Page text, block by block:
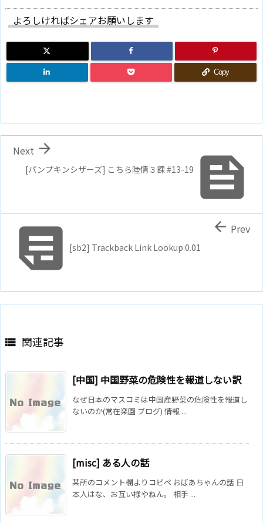
よろしければシェアお願いします
Copy

[パンプキンシザーズ] こちら陸情３課 #13-19

Next
[sb2] Trackback Link Lookup 0.01
 Prev
 関連記事
[中国] 中国野菜の危険性を報道しない訳
なぜ日本のマスコミは中国産野菜の危険性を報道し
ないのか(常在楽園 ブログ) 情報 ...
[misc] ある人の話
某所のコメント欄よりコピペ おばあちゃんの話 日
本人はな、お互い様やねん。 相手 ...